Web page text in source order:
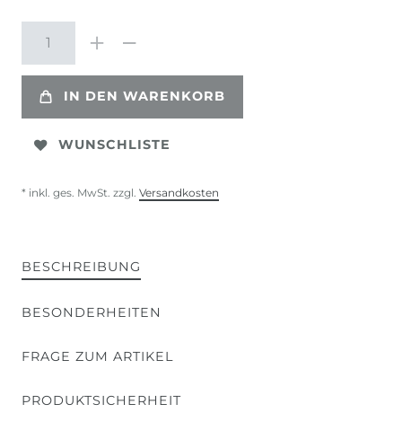
IN DEN WARENKORB
WUNSCHLISTE
* inkl. ges. MwSt. zzgl. Versandkosten
BESCHREIBUNG
BESONDERHEITEN
FRAGE ZUM ARTIKEL
PRODUKTSICHERHEIT